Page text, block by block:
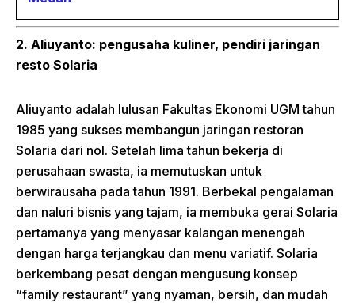
2. Aliuyanto: pengusaha kuliner, pendiri jaringan
resto Solaria
Aliuyanto adalah lulusan Fakultas Ekonomi UGM tahun
1985 yang sukses membangun jaringan restoran
Solaria dari nol. Setelah lima tahun bekerja di
perusahaan swasta, ia memutuskan untuk
berwirausaha pada tahun 1991. Berbekal pengalaman
dan naluri bisnis yang tajam, ia membuka gerai Solaria
pertamanya yang menyasar kalangan menengah
dengan harga terjangkau dan menu variatif. Solaria
berkembang pesat dengan mengusung konsep
“family restaurant” yang nyaman, bersih, dan mudah